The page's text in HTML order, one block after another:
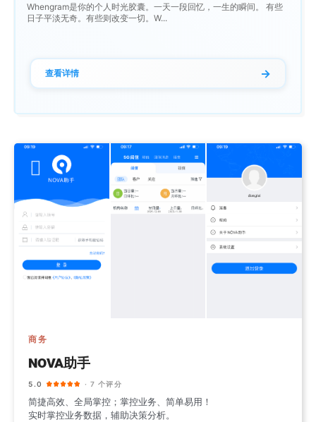
Whengram是你的个人时光胶囊。一天一段回忆，一生的瞬间。 有些
日子平淡无奇。有些则改变一切。W...
查看详情 →
商务
NOVA助手
5.0 · 7 个评分
简捷高效、全局掌控；掌控业务、简单易用！
实时掌控业务数据，辅助决策分析。